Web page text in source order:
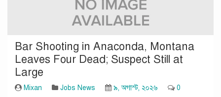
Bar Shooting in Anaconda, Montana
Leaves Four Dead; Suspect Still at
Large
Mixan Jobs News ৯, অগাস্ট, ২০২৬ 0